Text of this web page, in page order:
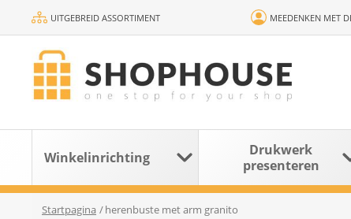
UITGEBREID ASSORTIMENT MEEDENKEN MET
Winkelinrichting
Drukwerk
presenteren
Startpagina /herenbuste met arm granito